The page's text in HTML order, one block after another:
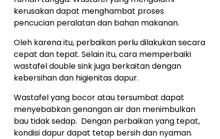
kerusakan dapat menghambat proses
pencucian peralatan dan bahan makanan.
Oleh karena itu, perbaikan perlu dilakukan secara
cepat dan tepat. Selain itu, cara memperbaiki
wastafel double sink juga berkaitan dengan
kebersihan dan higienitas dapur.
Wastafel yang bocor atau tersumbat dapat
menyebabkan genangan air dan menimbulkan
bau tidak sedap. Dengan perbaikan yang tepat,
kondisi dapur dapat tetap bersih dan nyaman.